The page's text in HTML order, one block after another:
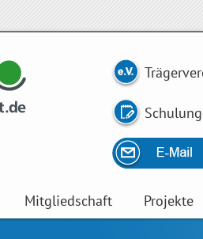
Mitgliedschaft Projekte